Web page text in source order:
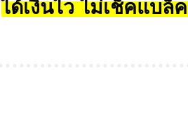
ได้เงินไว ไม่เช็คแบล็